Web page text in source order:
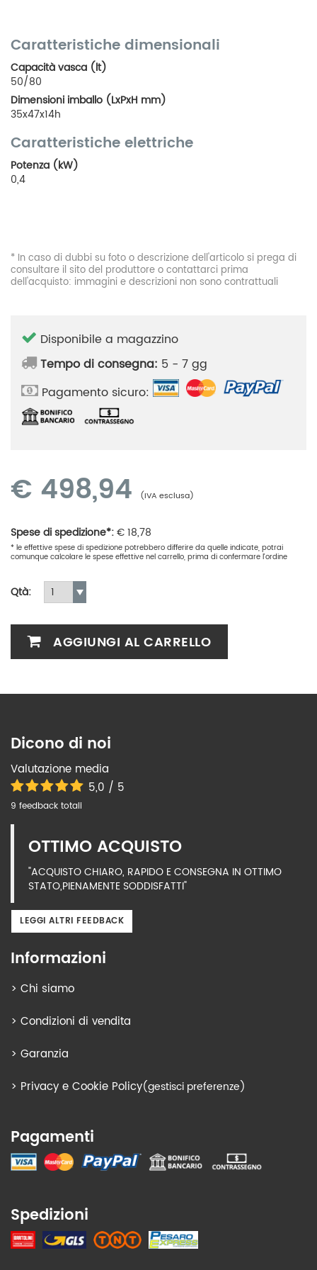
Caratteristiche dimensionali
Capacità vasca (lt)
50/80
Dimensioni imballo (LxPxH mm)
35x47x14h
Caratteristiche elettriche
Potenza (kW)
0,4
* In caso di dubbi su foto o descrizione dell'articolo si prega di
consultare il sito del produttore o contattarci prima
dell'acquisto: immagini e descrizioni non sono contrattuali
Disponibile a magazzino
Tempo di consegna: 5 - 7 gg
Pagamento sicuro:
€ 498,94 (IVA esclusa)
Spese di spedizione*:€18,78
* le effettive spese di spedizione potrebbero differire da quelle indicate, potrai
comunque calcolare le spese effettive nel carrello, prima di confermare l'ordine
Qtà:
AGGIUNGI AL CARRELLO
Dicono di noi
Valutazione media
5,0 / 5
9 feedback totali
OTTIMO ACQUISTO
"ACQUISTO CHIARO, RAPIDO E CONSEGNA IN OTTIMO
STATO,PIENAMENTE SODDISFATTI"
LEGGI ALTRI FEEDBACK
Informazioni
> Chi siamo
> Condizioni di vendita
> Garanzia
> Privacy e Cookie Policy(gestisci preferenze)
Pagamenti
Spedizioni